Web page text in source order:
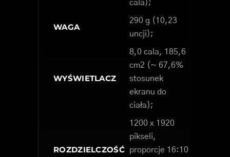
cala);
WAGA
290 g (10,23
uncji);
WYŚWIETLACZ
8,0 cala, 185,6
cm2 (~ 67,6%
stosunek
ekranu do
ciała);
ROZDZIELCZOŚĆ
1200 x 1920
pikseli,
proporcje 16:10